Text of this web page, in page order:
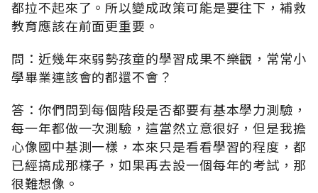
都拉不起來了。所以變成政策可能是要往下，補救
教育應該在前面更重要。
問：近幾年來弱勢孩童的學習成果不樂觀，常常小
學畢業連該會的都還不會？
答：你們問到每個階段是否都要有基本學力測驗，
每一年都做一次測驗，這當然立意很好，但是我擔
心像國中基測一樣，本來只是看看學習的程度，都
已經搞成那樣子，如果再去設一個每年的考試，那
很難想像。